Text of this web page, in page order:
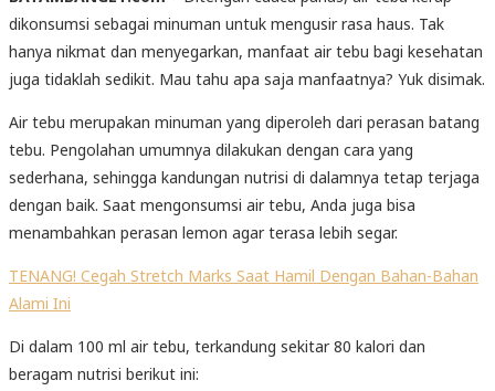
dikonsumsi sebagai minuman untuk mengusir rasa haus. Tak
hanya nikmat dan menyegarkan, manfaat air tebu bagi kesehatan
juga tidaklah sedikit. Mau tahu apa saja manfaatnya? Yuk disimak.
Air tebu merupakan minuman yang diperoleh dari perasan batang
tebu. Pengolahan umumnya dilakukan dengan cara yang
sederhana, sehingga kandungan nutrisi di dalamnya tetap terjaga
dengan baik. Saat mengonsumsi air tebu, Anda juga bisa
menambahkan perasan lemon agar terasa lebih segar.
TENANG! Cegah Stretch Marks Saat Hamil Dengan Bahan-Bahan
Alami Ini
Di dalam 100 ml air tebu, terkandung sekitar 80 kalori dan
beragam nutrisi berikut ini: